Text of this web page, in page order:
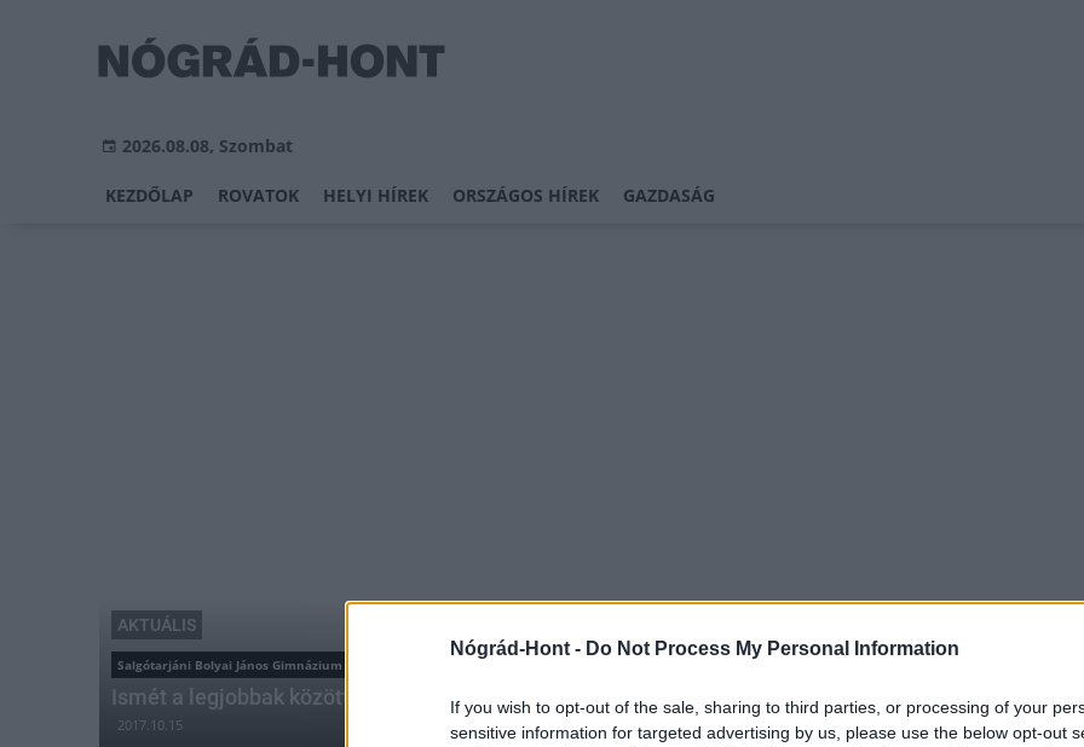
Nógrád-Hont - Do Not Process My Personal Information
If you wish to opt-out of the sale, sharing to third parties, or processing of your
sensitive information for targeted advertising by us, please use the below opt-out
2026.08.08, Szombat
KEZDŐLAP ROVATOK HELYI HÍREK ORSZÁGOS HÍREK GAZDASÁG
AKTUÁLIS
Salgótarjáni Bolyai János Gimnázium
Ismét a legjobbak között a salgótarjáni Bolyai gimi
2017.10.15